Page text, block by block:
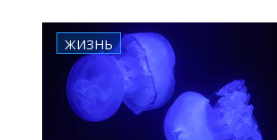
ЖИЗНЬ